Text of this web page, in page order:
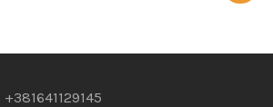
+381641129145